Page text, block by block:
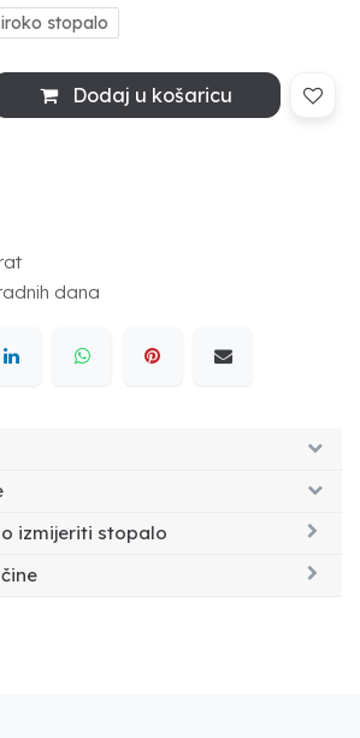
stopalo
Dodaj u košaricu
dana
izmijeriti stopalo